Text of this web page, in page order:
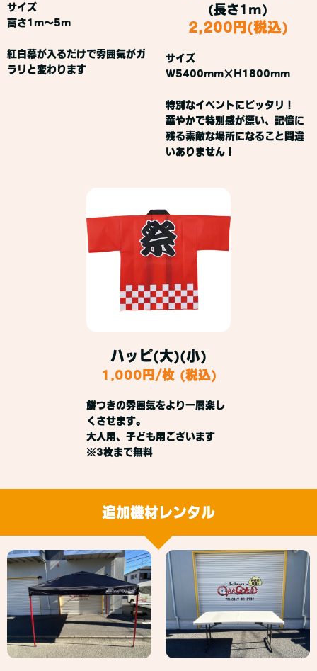
サイズ
高さ1m～5m
紅白幕が入るだけで雰囲気がガ
ラリと変わります
(長さ1m)
2,200円(税込)
サイズ
W5400mm×H1800mm
特別なイベントにピッタリ！
華やかで特別感が漂い、記憶に
残る素敵な場所になること間違
いありません！
ハッピ(大)(小)
1,000円/枚 (税込)
餅つきの雰囲気をより一層楽し
くさせます。
大人用、子ども用ございます
※3枚まで無料
追加機材レンタル